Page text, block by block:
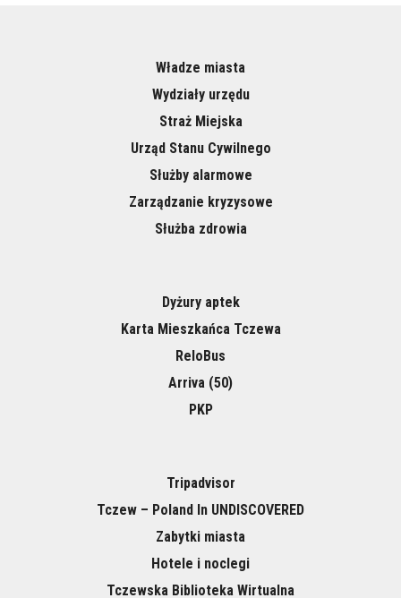
Władze miasta
Wydziały urzędu
Straż Miejska
Urząd Stanu Cywilnego
Służby alarmowe
Zarządzanie kryzysowe
Służba zdrowia
Dyżury aptek
Karta Mieszkańca Tczewa
ReloBus
Arriva (50)
PKP
Tripadvisor
Tczew – Poland In UNDISCOVERED
Zabytki miasta
Hotele i noclegi
Tczewska Biblioteka Wirtualna